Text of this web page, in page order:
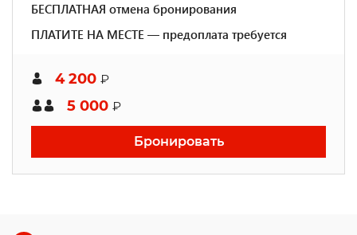
БЕСПЛАТНАЯ отмена бронирования
ПЛАТИТЕ НА МЕСТЕ — предоплата требуется
4 200 ₽
5 000 ₽
Бронировать